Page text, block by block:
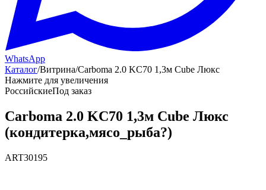
WhatsApp
Каталог/Витрина/Carboma 2.0 KC70 1,3м Cube Люкс
Нажмите для увеличения
РоссийскиеПод заказ
Carboma 2.0 KC70 1,3м Cube Люкс
(кондитерка,мясо_рыба?)
ART30195